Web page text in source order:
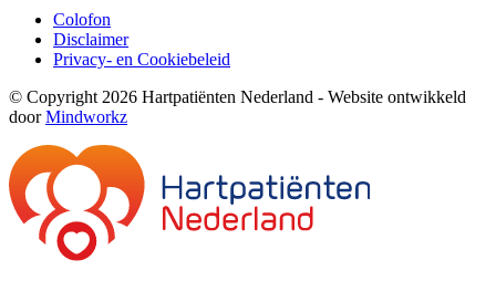
Colofon
Disclaimer
Privacy- en Cookiebeleid
© Copyright 2026 Hartpatiënten Nederland - Website ontwikkeld
doorMindworkz